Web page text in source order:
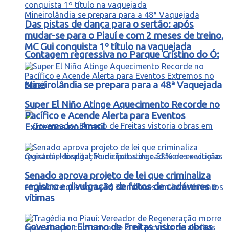
Contagem regressiva no Parque Cristino do Ó:
Mineirolândia se prepara para a 48ª Vaquejada
Governador Elmano de Freitas vistoria obras
Das pistas de dança para o sertão: após
mudar-se para o Piauí e com 2 meses de treino,
MC Gui conquista 1º título na vaquejada
Super El Niño Atinge Aquecimento Recorde no
Pacífico e Acende Alerta para Eventos
Extremos no Brasil
Senado aprova projeto de lei que criminaliza
registro e divulgação de fotos de cadáveres e
vítimas